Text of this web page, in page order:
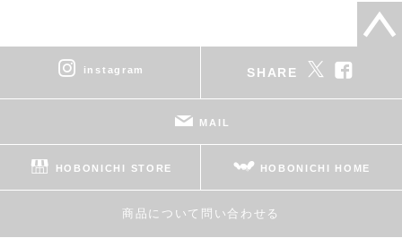
instagram SHARE
MAIL
HOBONICHI STORE HOBONICHI HOME
商品について問い合わせる